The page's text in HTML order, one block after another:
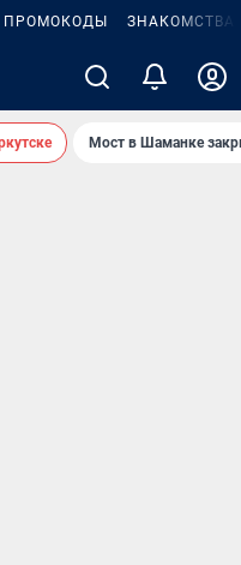
ПРОМОКОДЫ ЗНАКОМСТВА
Мост в Шаманке